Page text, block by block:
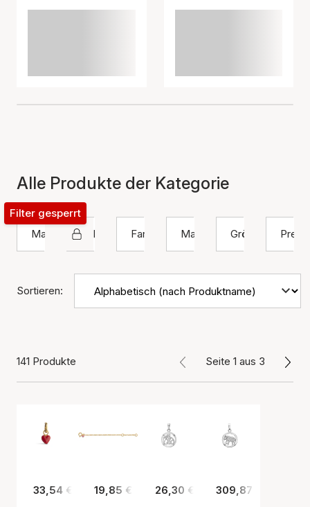
Alle Produkte der Kategorie
Marke Anhänger
Filter gesperrt
Farbe
Material Größe Preis
Sortieren:
141 Produkte Seite 1 aus 3
33,54 € 19,85 € 26,30 € 309,87 €